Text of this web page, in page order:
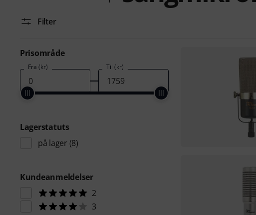
Filter
Prisområde
Fra (kr) Til (kr)
Lagerstatuts
på lager (8)
Kundeanmeldelser
2
3